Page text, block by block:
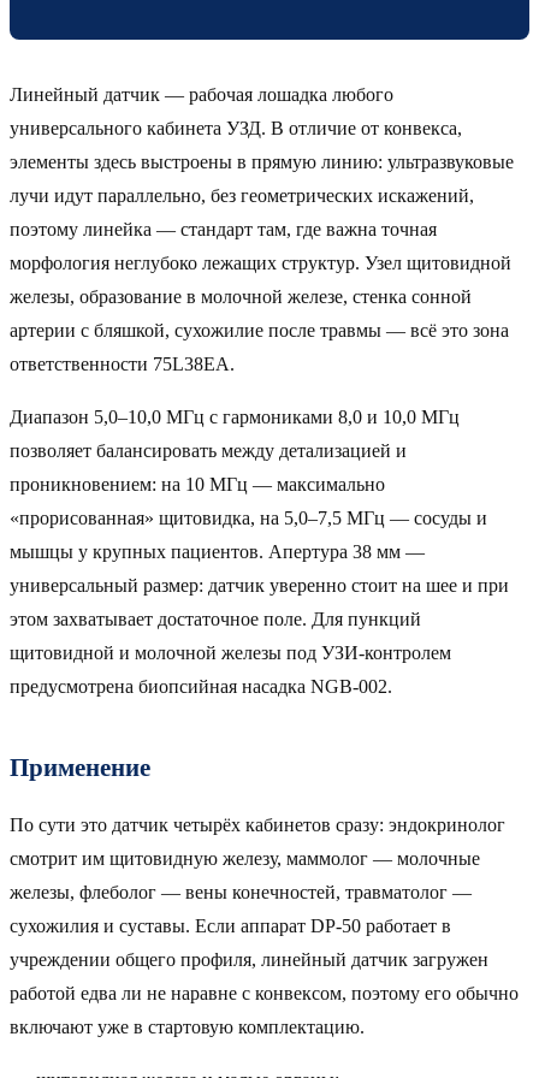
Линейный датчик — рабочая лошадка любого
универсального кабинета УЗД. В отличие от конвекса,
элементы здесь выстроены в прямую линию: ультразвуковые
лучи идут параллельно, без геометрических искажений,
поэтому линейка — стандарт там, где важна точная
морфология неглубоко лежащих структур. Узел щитовидной
железы, образование в молочной железе, стенка сонной
артерии с бляшкой, сухожилие после травмы — всё это зона
ответственности 75L38EA.
Диапазон 5,0–10,0 МГц с гармониками 8,0 и 10,0 МГц
позволяет балансировать между детализацией и
проникновением: на 10 МГц — максимально
«прорисованная» щитовидка, на 5,0–7,5 МГц — сосуды и
мышцы у крупных пациентов. Апертура 38 мм —
универсальный размер: датчик уверенно стоит на шее и при
этом захватывает достаточное поле. Для пункций
щитовидной и молочной железы под УЗИ-контролем
предусмотрена биопсийная насадка NGB-002.
Применение
По сути это датчик четырёх кабинетов сразу: эндокринолог
смотрит им щитовидную железу, маммолог — молочные
железы, флеболог — вены конечностей, травматолог —
сухожилия и суставы. Если аппарат DP-50 работает в
учреждении общего профиля, линейный датчик загружен
работой едва ли не наравне с конвексом, поэтому его обычно
включают уже в стартовую комплектацию.